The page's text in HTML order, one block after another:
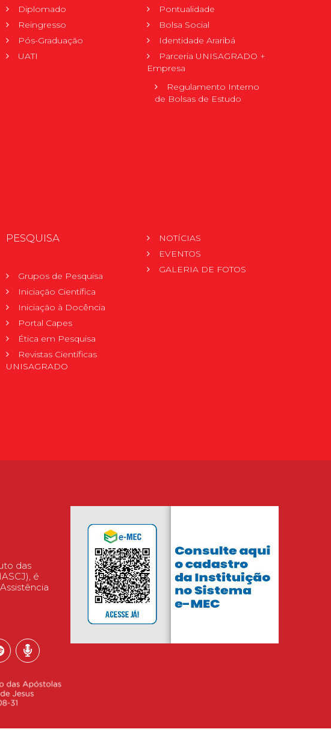
Diplomado
Reingresso
Pós-Graduação
UATI
Pontualidade
Bolsa Social
Identidade Araribá
Parceria UNISAGRADO +
Empresa
Regulamento Interno
de Bolsas de Estudo
PESQUISA
Grupos de Pesquisa
Iniciação Científica
Iniciação à Docência
Portal Capes
Ética em Pesquisa
Revistas Científicas
UNISAGRADO
NOTÍCIAS
EVENTOS
GALERIA DE FOTOS
das
é